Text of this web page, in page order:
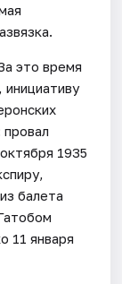
это время
1935
балета
11 января